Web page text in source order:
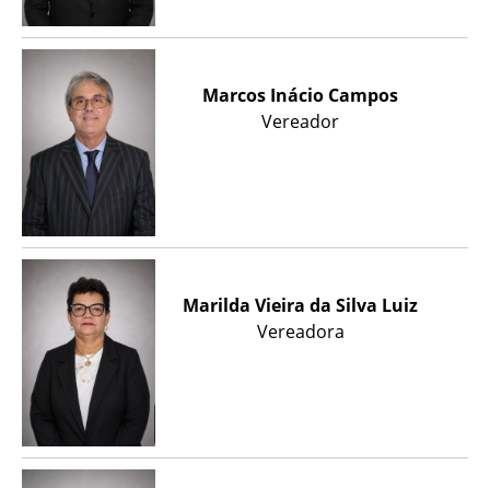
Marcos Inácio Campos
Vereador
Marilda Vieira da Silva Luiz
Vereadora